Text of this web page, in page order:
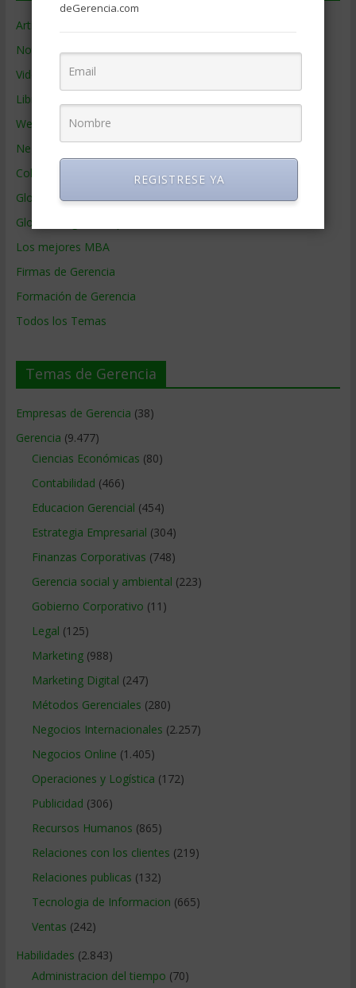
Artículos de Gerencia
Noticias de Gerencia
Videos de Gerencia
Libros de Gerencia
Webs de Gerencia
Negocios por País
Colaboradores de Gerencia
Glosario
Glosario Inglés – Español
Los mejores MBA
Firmas de Gerencia
Formación de Gerencia
Todos los Temas
Temas de Gerencia
Empresas de Gerencia (38)
Gerencia (9.477)
Ciencias Económicas (80)
Contabilidad (466)
Educacion Gerencial (454)
Estrategia Empresarial (304)
Finanzas Corporativas (748)
Gerencia social y ambiental (223)
Gobierno Corporativo (11)
Legal (125)
Marketing(988)
Marketing Digital (247)
Métodos Gerenciales (280)
Negocios Internacionales (2.257)
Negocios Online (1.405)
Operaciones y Logística (172)
Publicidad (306)
Recursos Humanos (865)
Relaciones con los clientes (219)
Relaciones publicas (132)
Tecnologia de Informacion (665)
Ventas (242)
Habilidades (2.843)
Administracion del tiempo (70)
deGerencia.com
REGISTRESE YA